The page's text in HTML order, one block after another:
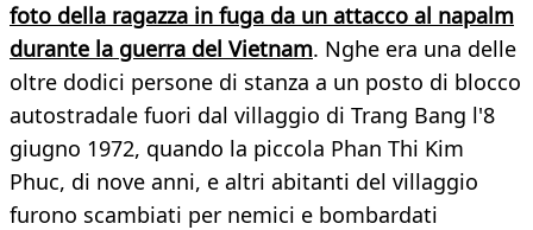
foto della ragazza in fuga da un attacco al napalm
durante la guerra del Vietnam. Nghe era una delle
oltre dodici persone di stanza a un posto di blocco
autostradale fuori dal villaggio di Trang Bang l'8
giugno 1972, quando la piccola Phan Thi Kim
Phuc, di nove anni, e altri abitanti del villaggio
furono scambiati per nemici e bombardati